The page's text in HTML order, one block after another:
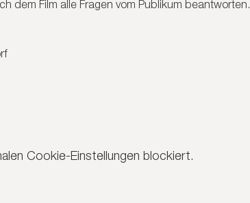
dem Film alle Fragen vom Publikum beantworten.
Cookie-Einstellungen blockiert.